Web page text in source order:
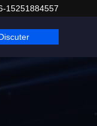
15251884557